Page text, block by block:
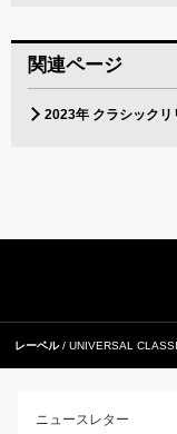
関連ページ
2023年 クラシックリ
レーベル UNIVERSAL
ニュースレター